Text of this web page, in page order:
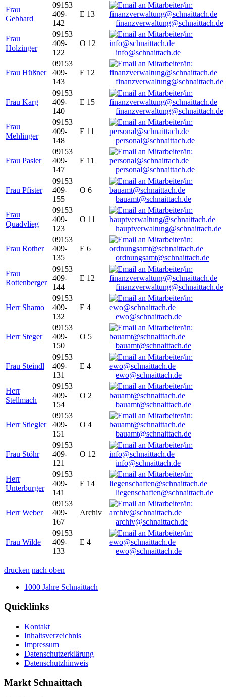
Frau
Gebhard
09153
409-
142
E 13
finanzverwaltung@schnaittach.de
Frau
Holzinger
09153
409-
122
O 12
info@schnaittach.de
Frau Hüßner
09153
409-
143
E 12
finanzverwaltung@schnaittach.de
Frau Karg
09153
409-
140
E 15
finanzverwaltung@schnaittach.de
Frau
Mehlinger
09153
409-
148
E 11
personal@schnaittach.de
Frau Pasler
09153
409-
147
E 11
personal@schnaittach.de
Frau Pfister
09153
409-
155
O 6
bauamt@schnaittach.de
Frau
Quadvlieg
09153
409-
123
O 11
hauptverwaltung@schnaittach.de
Frau Rother
09153
409-
135
E 6
ordnungsamt@schnaittach.de
Frau
Rottenberger
09153
409-
144
E 12
finanzverwaltung@schnaittach.de
Herr Shamo
09153
409-
132
E 4
ewo@schnaittach.de
Herr Steger
09153
409-
150
O 5
bauamt@schnaittach.de
Frau Steindl
09153
409-
131
E 4
ewo@schnaittach.de
Herr
Stellmach
09153
409-
154
O 2
bauamt@schnaittach.de
Herr Stiegler
09153
409-
151
O 4
bauamt@schnaittach.de
Frau Stöhr
09153
409-
121
O 12
info@schnaittach.de
Herr
Unterburger
09153
409-
141
E 14
liegenschaften@schnaittach.de
Herr Weber
09153
409-
167
Archiv
archiv@schnaittach.de
Frau Wilde
09153
409-
133
E 4
ewo@schnaittach.de
drucken nach oben
1000 Jahre Schnaittach
Quicklinks
Kontakt
Inhaltsverzeichnis
Impressum
Datenschutzerklärung
Datenschutzhinweis
Markt Schnaittach